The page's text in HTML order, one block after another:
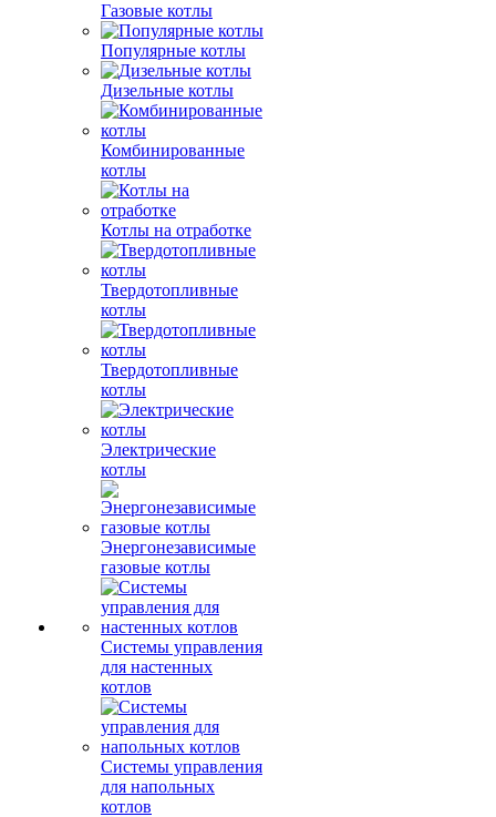
Газовые котлы
Популярные котлы
Дизельные котлы
Комбинированные
котлы
Котлы на отработке
Твердотопливные
котлы
Твердотопливные
котлы
Электрические
котлы
Энергонезависимые
газовые котлы
Системы управления
для настенных
котлов
Системы управления
для напольных
котлов